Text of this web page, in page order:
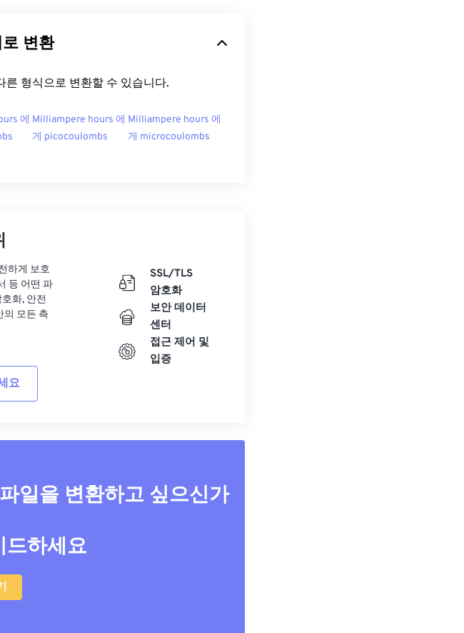
변환
형식으로 변환할 수 있습니다.
에 Milliampere hours 에
게 picocoulombs
Milliampere hours 에
게 microcoulombs
하게 보호
등 어떤 파
화, 안전
의 모든 측
요
SSL/TLS
암호화
보안 데이터
센터
접근 제어 및
입증
일을 변환하고 싶으신가
드하세요